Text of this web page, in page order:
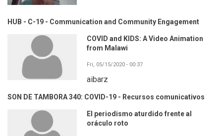
HUB - C-19 - Communication and Community Engagement
COVID and KIDS: A Video Animation
from Malawi
Fri, 05/15/2020 - 00:37
aibarz
SON DE TAMBORA 340: COVID-19 - Recursos comunicativos
El periodismo aturdido frente al
oráculo roto